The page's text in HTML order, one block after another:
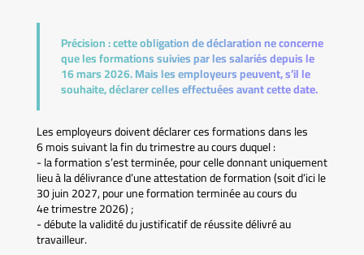
Précision :cette obligation de déclaration ne concerne
que les formations suivies par les salariés depuis le
16 mars 2026. Mais les employeurs peuvent, s’il le
souhaite, déclarer celles effectuées avant cette date.
Les employeurs doivent déclarer ces formations dans les
6 mois suivant la fin du trimestre au cours duquel :
- la formation s’est terminée, pour celle donnant uniquement
lieu à la délivrance d’une attestation de formation (soit d’ici le
30 juin 2027, pour une formation terminée au cours du
4e trimestre 2026) ;
- débute la validité du justificatif de réussite délivré au
travailleur.